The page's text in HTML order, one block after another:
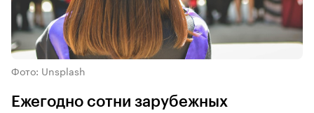
Фото: Unsplash
Ежегодно сотни зарубежных